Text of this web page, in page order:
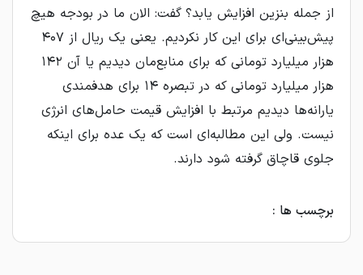
از جمله بنزین افزایش یابد؟ گفت: الان ما در بودجه هیچ
پیش‌بینی‌ای برای این کار نکردیم. یعنی یک ریال از ۴۰۷
هزار میلیارد تومانی که برای منابع‌مان دیدیم یا آن ۱۴۲
هزار میلیارد تومانی که در تبصره ۱۴ برای هدفمندی
یارانه‌ها دیدیم مرتبط با افزایش قیمت حامل‌های انرژی
نیست. ولی این مطالبه‌ای است که یک عده برای اینکه
جلوی قاچاق گرفته شود دارند.
برچسب ها :